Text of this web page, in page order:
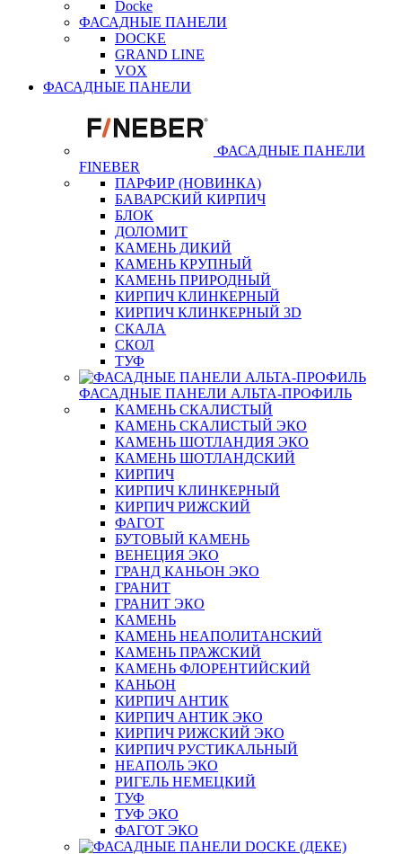
Docke
ФАСАДНЫЕ ПАНЕЛИ
DOCKE
GRAND LINE
VOX
ФАСАДНЫЕ ПАНЕЛИ
ФАСАДНЫЕ ПАНЕЛИ
FINEBER
ПАРФИР (НОВИНКА)
БАВАРСКИЙ КИРПИЧ
БЛОК
ДОЛОМИТ
КАМЕНЬ ДИКИЙ
КАМЕНЬ КРУПНЫЙ
КАМЕНЬ ПРИРОДНЫЙ
КИРПИЧ КЛИНКЕРНЫЙ
КИРПИЧ КЛИНКЕРНЫЙ 3D
СКАЛА
СКОЛ
ТУФ
ФАСАДНЫЕ ПАНЕЛИ АЛЬТА-ПРОФИЛЬ
КАМЕНЬ СКАЛИСТЫЙ
КАМЕНЬ СКАЛИСТЫЙ ЭКО
КАМЕНЬ ШОТЛАНДИЯ ЭКО
КАМЕНЬ ШОТЛАНДСКИЙ
КИРПИЧ
КИРПИЧ КЛИНКЕРНЫЙ
КИРПИЧ РИЖСКИЙ
ФАГОТ
БУТОВЫЙ КАМЕНЬ
ВЕНЕЦИЯ ЭКО
ГРАНД КАНЬОН ЭКО
ГРАНИТ
ГРАНИТ ЭКО
КАМЕНЬ
КАМЕНЬ НЕАПОЛИТАНСКИЙ
КАМЕНЬ ПРАЖСКИЙ
КАМЕНЬ ФЛОРЕНТИЙСКИЙ
КАНЬОН
КИРПИЧ АНТИК
КИРПИЧ АНТИК ЭКО
КИРПИЧ РИЖСКИЙ ЭКО
КИРПИЧ РУСТИКАЛЬНЫЙ
НЕАПОЛЬ ЭКО
РИГЕЛЬ НЕМЕЦКИЙ
ТУФ
ТУФ ЭКО
ФАГОТ ЭКО